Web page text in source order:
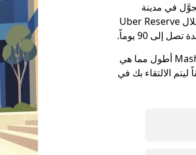
في مدينة
Mashpee. أو حدِّد موعداً لمشوارك مُسبقاً من خلال Uber Reserve
90 يوماً.
قد تكون مواعيد الالتقاء في مدينة Mashpee أطول مما هي
الالتقاء بك في